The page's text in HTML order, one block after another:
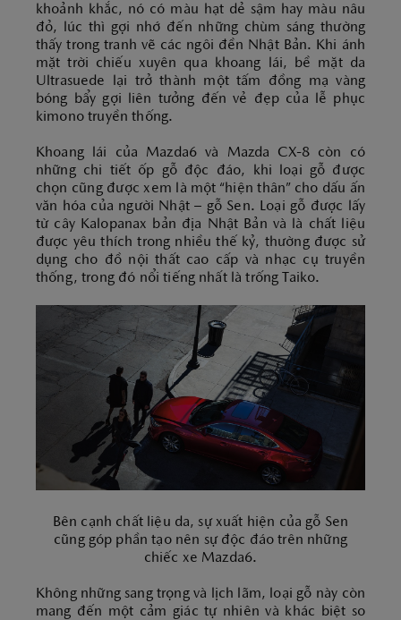
khoảnh khắc, nó có màu hạt dẻ sậm hay màu nâu
đỏ, lúc thì gợi nhớ đến những chùm sáng thường
thấy trong tranh vẽ các ngôi đền Nhật Bản. Khi ánh
mặt trời chiếu xuyên qua khoang lái, bề mặt da
Ultrasuede lại trở thành một tấm đồng mạ vàng
bóng bẩy gợi liên tưởng đến vẻ đẹp của lễ phục
kimono truyền thống.
Khoang lái của Mazda6 và Mazda CX-8 còn có
những chi tiết ốp gỗ độc đáo, khi loại gỗ được
chọn cũng được xem là một “hiện thân” cho dấu ấn
văn hóa của người Nhật – gỗ Sen. Loại gỗ được lấy
từ cây Kalopanax bản địa Nhật Bản và là chất liệu
được yêu thích trong nhiều thế kỷ, thường được sử
dụng cho đồ nội thất cao cấp và nhạc cụ truyền
thống, trong đó nổi tiếng nhất là trống Taiko.
Bên cạnh chất liệu da, sự xuất hiện của gỗ Sen
cũng góp phần tạo nên sự độc đáo trên những
chiếc xe Mazda6.
Không những sang trọng và lịch lãm, loại gỗ này còn
mang đến một cảm giác tự nhiên và khác biệt so